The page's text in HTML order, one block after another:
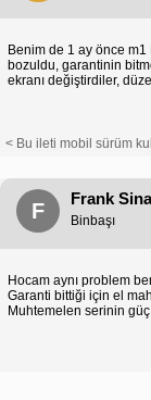
Benim de 1 ay önce
bozuldu, garantinin
ekranı değiştirdiler,
< Bu ileti mobil sürüm
F
Frank
Binbaşı
Hocam aynı problem
Garanti bittiği için el
Muhtemelen serinin